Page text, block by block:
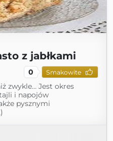
z jabłkami
0 Smakowite
zwykle… Jest okres
i napojów
pysznymi